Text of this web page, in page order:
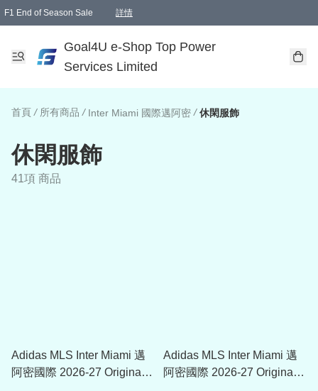
F1 End of Season Sale 詳情
Goal4U e-Shop Top Power
Services Limited
首頁 / 所有商品 / Inter Miami 國際邁阿密 / 休閑服飾
休閑服飾
41項 商品
Adidas MLS Inter Miami 邁
阿密國際 2026-27 Originals
Adidas MLS Inter Miami 邁
阿密國際 2026-27 Originals